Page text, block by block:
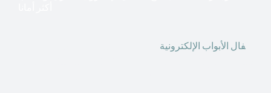
فال الأبواب الإلكترونية